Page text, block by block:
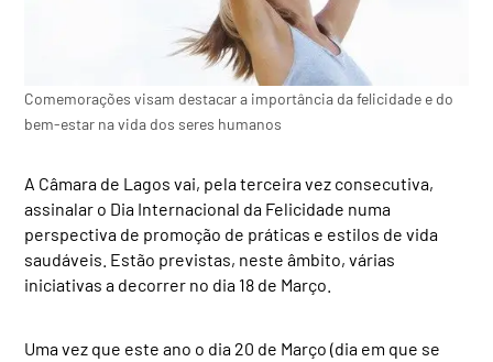
Comemorações visam destacar a importância da felicidade e do
bem-estar na vida dos seres humanos
A Câmara de Lagos vai, pela terceira vez consecutiva,
assinalar o Dia Internacional da Felicidade numa
perspectiva de promoção de práticas e estilos de vida
saudáveis. Estão previstas, neste âmbito, várias
iniciativas a decorrer no dia 18 de Março.
Uma vez que este ano o dia 20 de Março (dia em que se